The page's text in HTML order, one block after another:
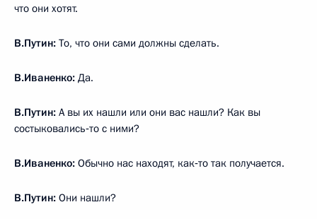
что они хотят.
В.Путин: То, что они сами должны сделать.
В.Иваненко: Да.
В.Путин: А вы их нашли или они вас нашли? Как вы
состыковались‑то с ними?
В.Иваненко: Обычно нас находят, как‑то так получается.
В.Путин: Они нашли?